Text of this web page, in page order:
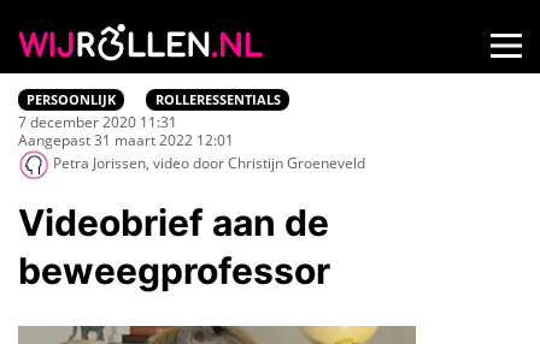
PERSOONLIJK ROLLERESSENTIALS
7 december 2020 11:31
Aangepast 31 maart 2022 12:01
Petra Jorissen, video door Christijn Groeneveld
Videobrief aan de
beweegprofessor